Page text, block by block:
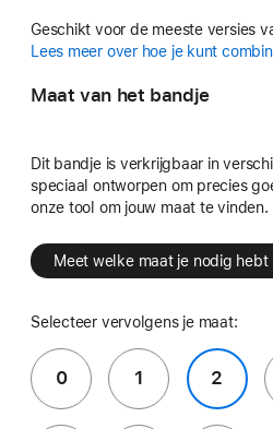
Geschikt voor de meeste versies
Lees meer over hoe je kunt
Maat van het bandje
Dit bandje is verkrijgbaar in
speciaal ontworpen om precies
onze tool om jouw maat te vinden.
Meet welke maat je nodig hebt
Selecteer vervolgens je maat:
0 1 2